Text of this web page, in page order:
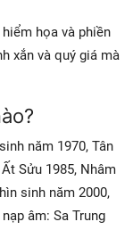
họa và phiền
xắn và quý giá mà
năm 1970, Tân
Sửu 1985, Nhâm
sinh năm 2000,
âm: Sa Trung